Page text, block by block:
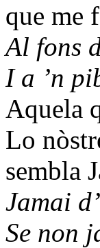
que me
Al fons
I a ’n
Aquela
Lo
sembla
Jamai
Se non